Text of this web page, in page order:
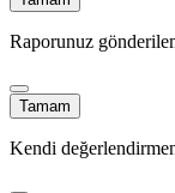
Raporunuz
Tamam
Kendi